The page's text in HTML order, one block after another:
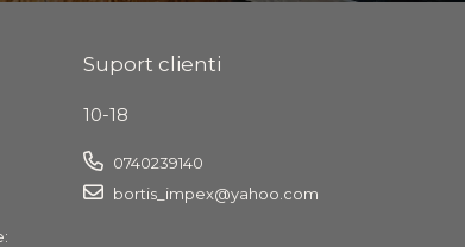
Suport clienti
10-18
0740239140
bortis_impex@yahoo.com